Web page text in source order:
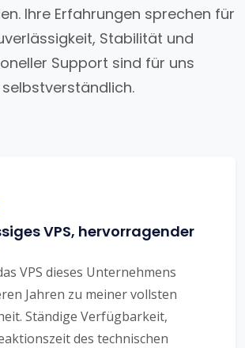
Ihre Erfahrungen sprechen für
Stabilität und
Support sind für uns
selbstverständlich.
VPS, hervorragender
VPS dieses Unternehmens
Jahren zu meiner vollsten
Ständige Verfügbarkeit,
des technischen